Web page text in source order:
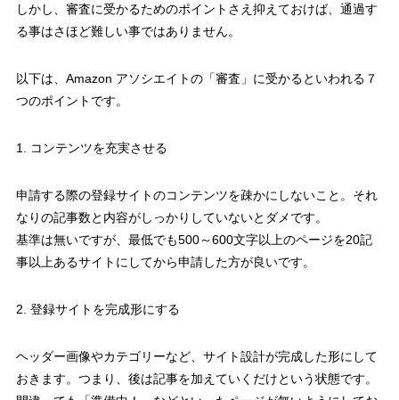
しかし、審査に受かるためのポイントさえ抑えておけば、通過す
る事はさほど難しい事ではありません。
以下は、Amazon アソシエイトの「審査」に受かるといわれる７
つのポイントです。
1. コンテンツを充実させる
申請する際の登録サイトのコンテンツを疎かにしないこと。それ
なりの記事数と内容がしっかりしていないとダメです。
基準は無いですが、最低でも500～600文字以上のページを20記
事以上あるサイトにしてから申請した方が良いです。
2. 登録サイトを完成形にする
ヘッダー画像やカテゴリーなど、サイト設計が完成した形にして
おきます。つまり、後は記事を加えていくだけという状態です。